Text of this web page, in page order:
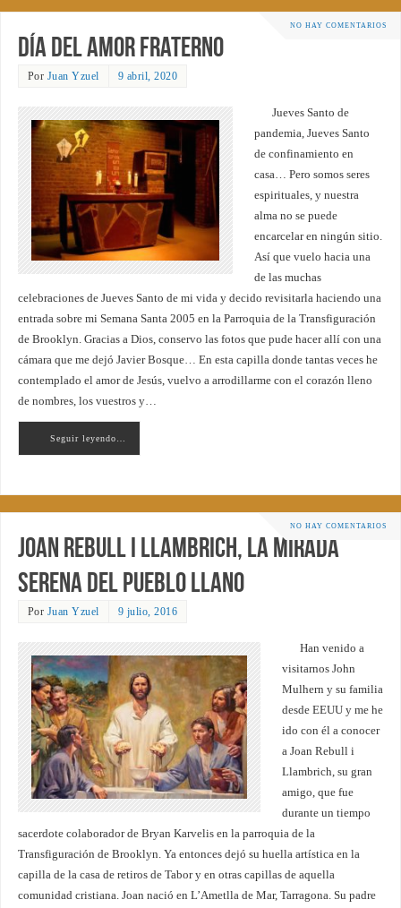
NO HAY COMENTARIOS
Día del amor fraterno
Por Juan Yzuel 9 abril, 2020
Jueves Santo de
pandemia, Jueves Santo
de confinamiento en
casa… Pero somos seres
espirituales, y nuestra
alma no se puede
encarcelar en ningún sitio.
Así que vuelo hacia una
de las muchas
celebraciones de Jueves Santo de mi vida y decido revisitarla haciendo una
entrada sobre mi Semana Santa 2005 en la Parroquia de la Transfiguración
de Brooklyn. Gracias a Dios, conservo las fotos que pude hacer allí con una
cámara que me dejó Javier Bosque… En esta capilla donde tantas veces he
contemplado el amor de Jesús, vuelvo a arrodillarme con el corazón lleno
de nombres, los vuestros y…
Seguir leyendo…
NO HAY COMENTARIOS
Joan Rebull i Llambrich, la mirada
serena del pueblo llano
Por Juan Yzuel 9 julio, 2016
Han venido a
visitarnos John
Mulhern y su familia
desde EEUU y me he
ido con él a conocer
a Joan Rebull i
Llambrich, su gran
amigo, que fue
durante un tiempo
sacerdote colaborador de Bryan Karvelis en la parroquia de la
Transfiguración de Brooklyn. Ya entonces dejó su huella artística en la
capilla de la casa de retiros de Tabor y en otras capillas de aquella
comunidad cristiana. Joan nació en L’Ametlla de Mar, Tarragona. Su padre